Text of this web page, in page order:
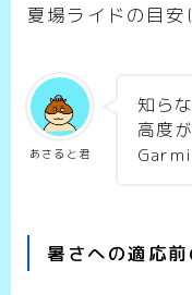
夏場ライドの目安
あさると君
知ら
高度
暑さへの適応